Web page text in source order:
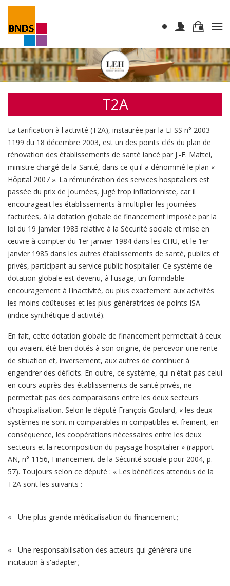
T2A
La tarification à l'activité (T2A), instaurée par la LFSS n° 2003-
1199 du 18 décembre 2003, est un des points clés du plan de
rénovation des établissements de santé lancé par J.-F. Mattei,
ministre chargé de la Santé, dans ce qu'il a dénommé le plan «
Hôpital 2007 ». La rémunération des services hospitaliers est
passée du prix de journées, jugé trop inflationniste, car il
encourageait les établissements à multiplier les journées
facturées, à la dotation globale de financement imposée par la
loi du 19 janvier 1983 relative à la Sécurité sociale et mise en
œuvre à compter du 1er janvier 1984 dans les CHU, et le 1er
janvier 1985 dans les autres établissements de santé, publics et
privés, participant au service public hospitalier. Ce système de
dotation globale est devenu, à l'usage, un formidable
encouragement à l'inactivité, ou plus exactement aux activités
les moins coûteuses et les plus génératrices de points ISA
(indice synthétique d'activité).
En fait, cette dotation globale de financement permettait à ceux
qui avaient été bien dotés à son origine, de percevoir une rente
de situation et, inversement, aux autres de continuer à
engendrer des déficits. En outre, ce système, qui n'était pas celui
en cours auprès des établissements de santé privés, ne
permettait pas des comparaisons entre les deux secteurs
d'hospitalisation. Selon le député François Goulard, « les deux
systèmes ne sont ni comparables ni compatibles et freinent, en
conséquence, les coopérations nécessaires entre les deux
secteurs et la recomposition du paysage hospitalier » (rapport
AN, n° 1156, Financement de la Sécurité sociale pour 2004, p.
57). Toujours selon ce député : « Les bénéfices attendus de la
T2A sont les suivants :
« - Une plus grande médicalisation du financement ;
« - Une responsabilisation des acteurs qui générera une
incitation à s'adapter ;